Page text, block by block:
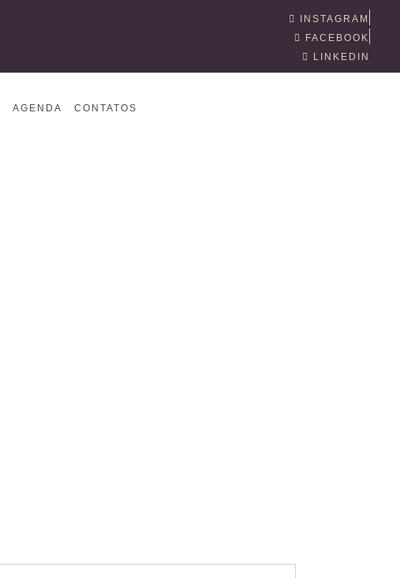
INSTAGRAM
FACEBOOK
LINKEDIN
AGENDA CONTATOS